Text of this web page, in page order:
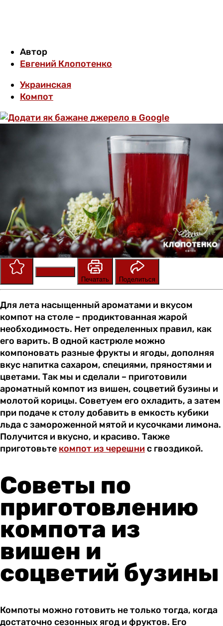
Автор
Евгений Клопотенко
Украинская
Компот
Печатать
Поделиться
Для лета насыщенный ароматами и вкусом
компот на столе – продиктованная жарой
необходимость. Нет определенных правил, как
его варить. В одной кастрюле можно
компоновать разные фрукты и ягоды, дополняя
вкус напитка сахаром, специями, пряностями и
цветами. Так мы и сделали – приготовили
ароматный компот из вишен, соцветий бузины и
молотой корицы. Советуем его охладить, а затем
при подаче к столу добавить в емкость кубики
льда с замороженной мятой и кусочками лимона.
Получится и вкусно, и красиво. Также
приготовьте компот из черешнис гвоздикой.
Советы по
приготовлению
компота из
вишен и
соцветий бузины
Компоты можно готовить не только тогда, когда
достаточно сезонных ягод и фруктов. Его